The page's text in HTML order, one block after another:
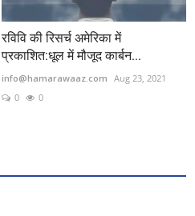
रविवि की रिसर्च अमेरिका में
प्रकाशित:धूल में मौजूद कार्बन...
info@hamarawaaz.com Aug 23, 2021
0
0